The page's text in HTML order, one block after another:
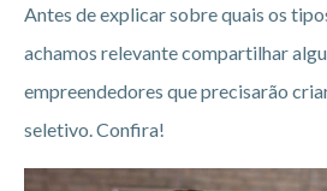
Antes de explicar sobre quais os
achamos relevante compartilhar
empreendedores que precisarão
seletivo. Confira!